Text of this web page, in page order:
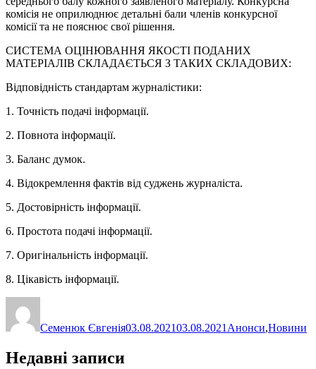
комісія не оприлюднює детальні бали членів конкурсної
комісії та не пояснює свої рішення.
СИСТЕМА ОЦІНЮВАННЯ ЯКОСТІ ПОДАНИХ
МАТЕРІАЛІВ СКЛАДАЄТЬСЯ З ТАКИХ СКЛАДОВИХ:
Відповідність стандартам журналістики:
1. Точність подачі інформації.
2. Повнота інформації.
3. Баланс думок.
4. Відокремлення фактів від суджень журналіста.
5. Достовірність інформації.
6. Простота подачі інформації.
7. Оригінальність інформації.
8. Цікавість інформації.
Семенюк Євгенія03.08.202103.08.2021 Анонси,Новини
Недавні записи